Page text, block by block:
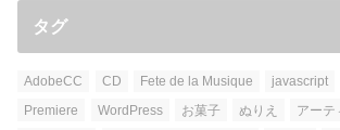
タグ
AdobeCC CD Fete de la Musique javascript
Premiere
WordPress お菓子 ぬりえ アーテ